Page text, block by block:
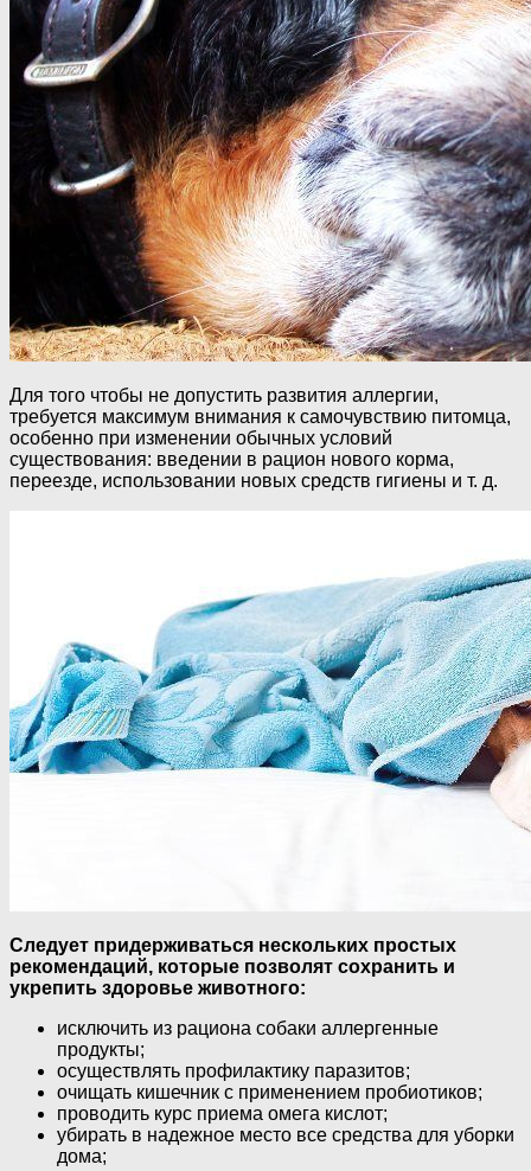
Для того чтобы не допустить развития аллергии,
требуется максимум внимания к самочувствию питомца,
особенно при изменении обычных условий
существования: введении в рацион нового корма,
переезде, использовании новых средств гигиены и т. д.
Следует придерживаться нескольких простых
рекомендаций, которые позволят сохранить и
укрепить здоровье животного:
исключить из рациона собаки аллергенные
продукты;
осуществлять профилактику паразитов;
очищать кишечник с применением пробиотиков;
проводить курс приема омега кислот;
убирать в надежное место все средства для уборки
дома;